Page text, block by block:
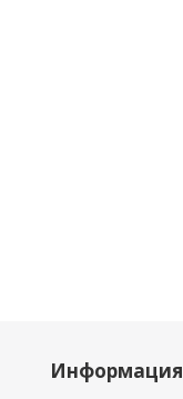
Информация